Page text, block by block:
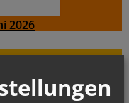
2026
Evangelium